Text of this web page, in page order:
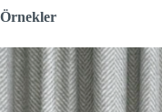
Örnekler